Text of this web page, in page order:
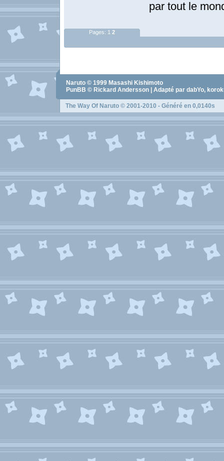
par tout le
Pages: 1 2
Naruto © 1999 Masashi Kishimoto
PunBB © Rickard Andersson | Adapté par dabYo,
The Way Of Naruto © 2001-2010 - Généré en 0,0140s